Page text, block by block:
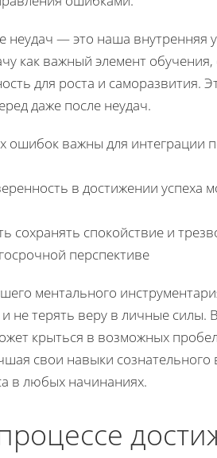
— это наша внутренняя
как важный элемент обучения,
для роста и саморазвития.
даже после неудач.
ошибок важны для интеграции
в достижении успеха
сохранять спокойствие и
перспективе
ментального
не терять веру в личные силы.
крыться в возможных
свои навыки сознательного
в любых начинаниях.